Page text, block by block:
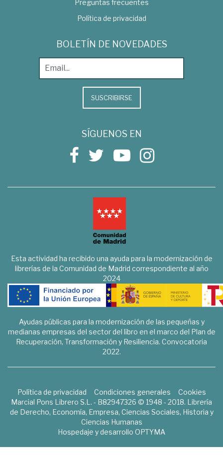
Preguntas frecuentes
Política de privacidad
BOLETÍN DE NOVEDADES
SUSCRIBIRSE
SÍGUENOS EN
Esta actividad ha recibido una ayuda para la modernización de
librerías de la Comunidad de Madrid correspondiente al año
2024
Ayudas públicas para la modernización de las pequeñas y
medianas empresas del sector del libro en el marco del Plan de
Recuperación, Transformación y Resiliencia. Convocatoria
2022.
Política de privacidad Condiciones generales
Cookies
Marcial Pons Librero S.L. - B82947326 © 1948 - 2018. Librería
de Derecho, Economía, Empresa, Ciencias Sociales, Historia y
Ciencias Humanas
Hospedaje y desarrollo OPTYMA